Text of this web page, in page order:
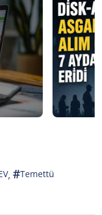
, #Temettü